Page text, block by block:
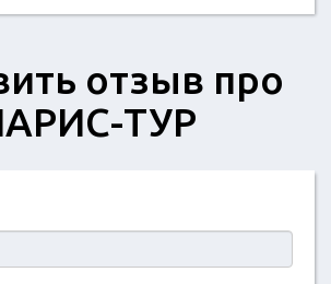
отзыв про
ТУР